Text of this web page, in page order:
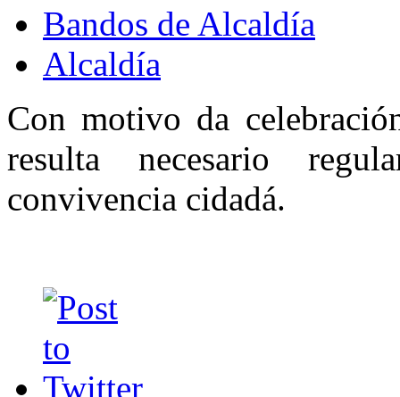
Bandos de Alcaldía
Alcaldía
Con motivo da
resulta necesario
convivencia cidadá.